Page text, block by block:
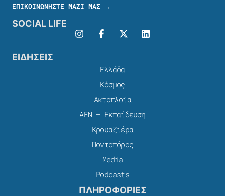
ΕΠΙΚΟΙΝΩΝΗΣΤΕ ΜΑΖΙ ΜΑΣ →
SOCIAL LIFE
ΕΙΔΗΣΕΙΣ
Ελλάδα
Κόσμος
Ακτοπλοϊα
ΑΕΝ – Εκπαίδευση
Κρουαζιέρα
Ποντοπόρος
Media
Podcasts
ΠΛΗΡΟΦΟΡΙΕΣ